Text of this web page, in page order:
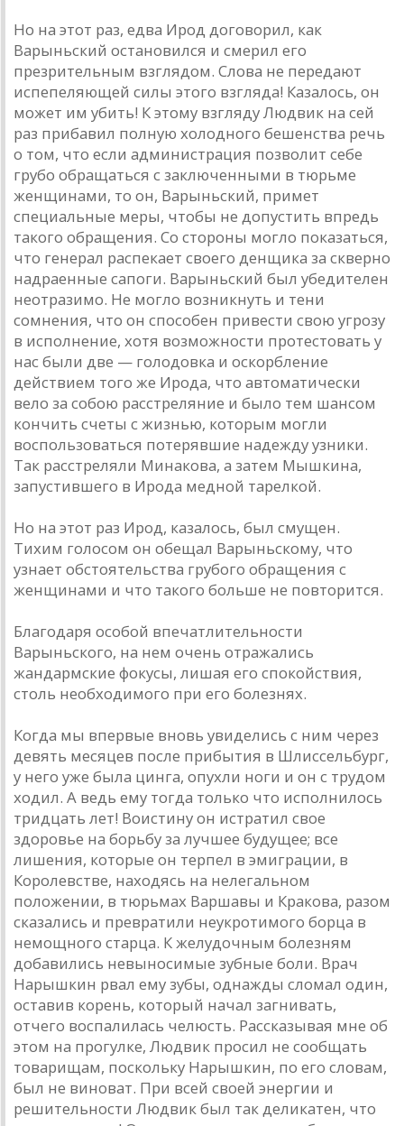
Но на этот раз, едва Ирод договорил, как
Варыньский остановился и смерил его
презрительным взглядом. Слова не передают
испепеляющей силы этого взгляда! Казалось, он
может им убить! К этому взгляду Людвик на сей
раз прибавил полную холодного бешенства речь
о том, что если администрация позволит себе
грубо обращаться с заключенными в тюрьме
женщинами, то он, Варыньский, примет
специальные меры, чтобы не допустить впредь
такого обращения. Со стороны могло показаться,
что генерал распекает своего денщика за скверно
надраенные сапоги. Варыньский был убедителен
неотразимо. Не могло возникнуть и тени
сомнения, что он способен привести свою угрозу
в исполнение, хотя возможности протестовать у
нас были две — голодовка и оскорбление
действием того же Ирода, что автоматически
вело за собою расстреляние и было тем шансом
кончить счеты с жизнью, которым могли
воспользоваться потерявшие надежду узники.
Так расстреляли Минакова, а затем Мышкина,
запустившего в Ирода медной тарелкой.
Но на этот раз Ирод, казалось, был смущен.
Тихим голосом он обещал Варыньскому, что
узнает обстоятельства грубого обращения с
женщинами и что такого больше не повторится.
Благодаря особой впечатлительности
Варыньского, на нем очень отражались
жандармские фокусы, лишая его спокойствия,
столь необходимого при его болезнях.
Когда мы впервые вновь увиделись с ним через
девять месяцев после прибытия в Шлиссельбург,
у него уже была цинга, опухли ноги и он с трудом
ходил. А ведь ему тогда только что исполнилось
тридцать лет! Воистину он истратил свое
здоровье на борьбу за лучшее будущее; все
лишения, которые он терпел в эмиграции, в
Королевстве, находясь на нелегальном
положении, в тюрьмах Варшавы и Кракова, разом
сказались и превратили неукротимого борца в
немощного старца. К желудочным болезням
добавились невыносимые зубные боли. Врач
Нарышкин рвал ему зубы, однажды сломал один,
оставив корень, который начал загнивать,
отчего воспалилась челюсть. Рассказывая мне об
этом на прогулке, Людвик просил не сообщать
товарищам, поскольку Нарышкин, по его словам,
был не виноват. При всей своей энергии и
решительности Людвик был так деликатен, что